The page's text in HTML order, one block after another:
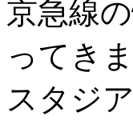
京急線
ってき
スタジ